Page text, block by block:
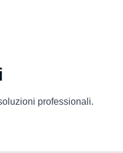
professionali.